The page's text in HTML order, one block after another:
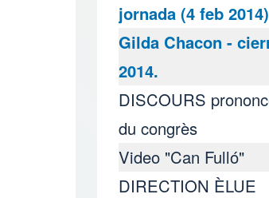
jornada (4 feb 2014)
Gilda Chacon -
2014.
DISCOURS
du congrès
Video "Can Fulló"
DIRECTION ÈLUE